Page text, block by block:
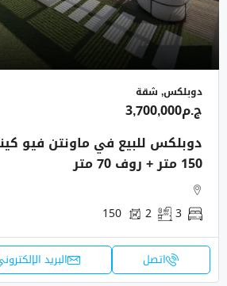
دوبلكس, شقة
ج.م3,700,000
دوبلكس للبيع في ماونتن فيو
150 متر + روف 70 متر
3
2
150
اتصل البريد